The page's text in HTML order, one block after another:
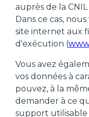
auprès de la
Dans ce cas,
site internet aux
d'exécution (
Vous avez
vos données à
pouvez, à la
demander à ce
support